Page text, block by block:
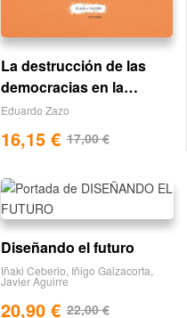
La destrucción de las
democracias en la
década de 1930
Eduardo Zazo
17,00€
16,15 €
Diseñando el futuro
Iñaki Ceberio Iñigo Galzacorta
Javier Aguirre
22,00€
20,90 €